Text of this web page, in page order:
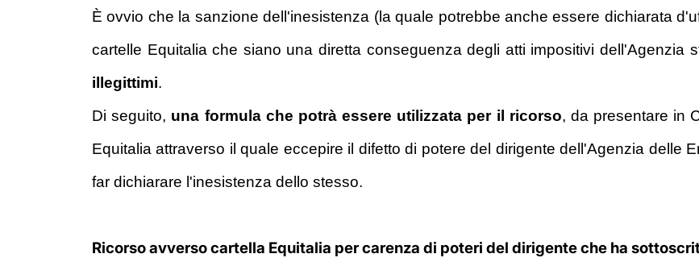
È ovvio che la sanzione dell'inesistenza (la quale potrebbe anche essere dichiarata
cartelle Equitalia che siano una diretta conseguenza degli atti impositivi dell'Agenzia
illegittimi.
Di seguito, una formula che potrà essere utilizzata per il ricorso, da presentare in
Equitalia attraverso il quale eccepire il difetto di potere del dirigente dell'Agenzia delle
far dichiarare l'inesistenza dello stesso.
Ricorso avverso cartella Equitalia per carenza di poteri del dirigente che ha